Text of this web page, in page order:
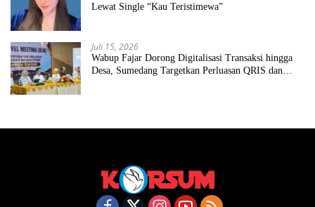
Lewat Single “Kau Teristimewa”
Juli 15, 2026
Wabup Fajar Dorong Digitalisasi Transaksi hingga
Desa, Sumedang Targetkan Perluasan QRIS dan